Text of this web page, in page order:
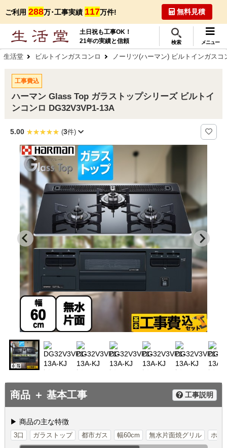
ご利用 288万･工事実績 117万件! 無料見積
土日祝も工事OK！
21年の実績と信頼
検索 メニュー
生活堂 ビルトインガスコンロ ノーリツ(ハーマン) ビルトインガスコ
工事費込
ハーマン Glass Top ガラストップシリーズ ビルトイ
ンコンロ DG32V3VP1-13A
5.00 (3件)
商品 ＋ 基本工事 工事説明
▶ 商品の主な特徴
3口 ガラストップ 都市ガス 幅60cm 無水片面焼グリル ホー